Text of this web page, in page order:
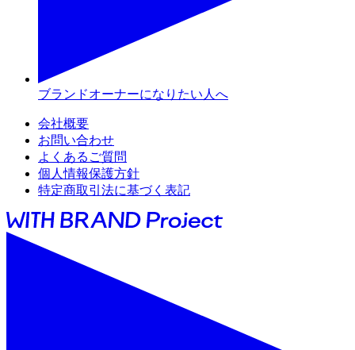
ブランドオーナーになりたい人へ
会社概要
お問い合わせ
よくあるご質問
個人情報保護方針
特定商取引法に基づく表記